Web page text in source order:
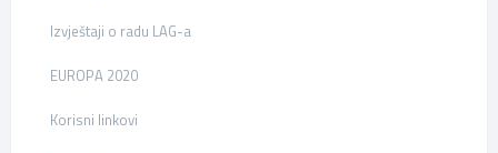
Izvještaji o radu LAG-a
EUROPA 2020
Korisni linkovi